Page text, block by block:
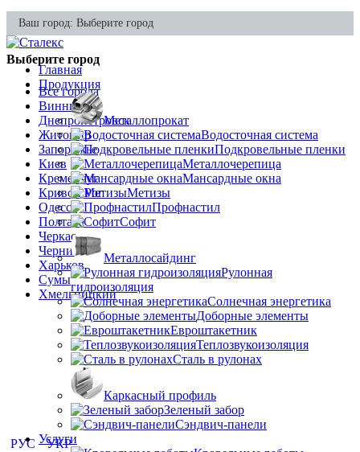
Ваш город: Выберите город
Выберите город
Все города
Винница
Днепропетровск
Житомир
Запорожье
Киев
Кременчуг
Кривой Рог
Одесса
Полтава
Черкассы
Чернигов
Харьков
Сумы
Хмельницкий
РУС УКР
Главная
Продукция
Металлопрокат
Водосточная система
Подкровельные пленки
Металлочерепица
Мансардные окна
Метизы
Профнастил
Софит
Металлосайдинг
Рулонная
гидроизоляция
Солнечная энергетика
Доборные элементы
Евроштакетник
Теплозвукоизоляция
Сталь в рулонах
Каркасный профиль
Зеленый забор
Сэндвич-панели
Услуги